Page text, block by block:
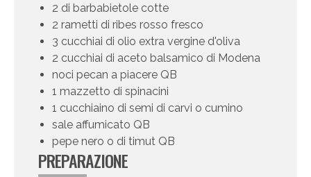
2 di barbabietole cotte
2 rametti di ribes rosso fresco
3 cucchiai di olio extra vergine d'oliva
2 cucchiai di aceto balsamico di Modena
noci pecan a piacere QB
1 mazzetto di spinacini
1 cucchiaino di semi di carvi o cumino
sale affumicato QB
pepe nero o di timut QB
PREPARAZIONE